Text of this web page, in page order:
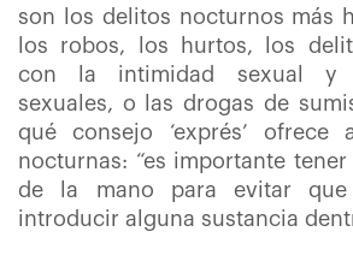
son los delitos nocturnos más
los robos, los hurtos, los
con la intimidad sexual y
sexuales, o las drogas de
qué consejo ‘exprés’ ofrece
nocturnas: “es importante
de la mano para evitar que
introducir alguna sustancia